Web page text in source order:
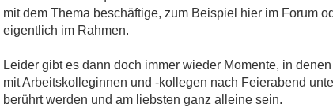
mit dem Thema beschäftige, zum Beispiel hier im Forum
eigentlich im Rahmen.
Leider gibt es dann doch immer wieder Momente, in
mit Arbeitskolleginnen und -kollegen nach Feierabend
berührt werden und am liebsten ganz alleine sein.